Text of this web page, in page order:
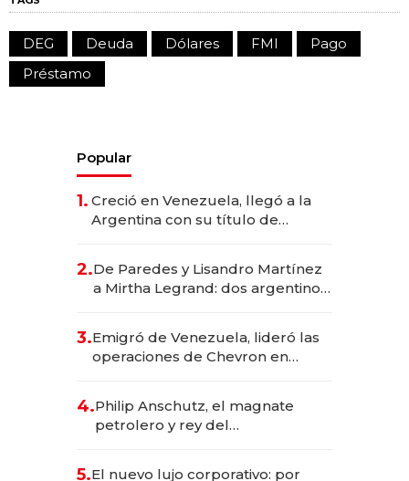
DEG Deuda Dólares FMI
Pago
Préstamo
Popular
1. Creció en Venezuela, llegó a la
Argentina con su título de
las marcas "fast premium"
2.De Paredes y Lisandro Martínez
a Mirtha Legrand: dos argentinos
3.Emigró de Venezuela, lideró las
operaciones de Chevron en
4.Philip Anschutz, el magnate
petrolero y rey del
5.El nuevo lujo corporativo: por